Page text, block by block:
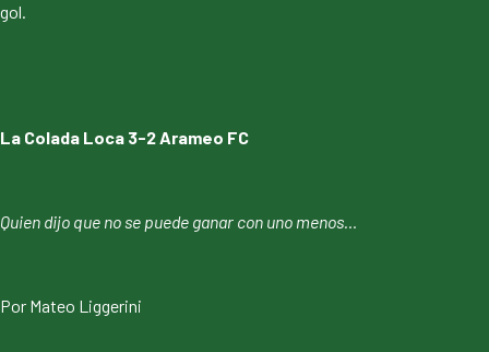
gol.
La Colada Loca 3-2 Arameo FC
Quien dijo que no se puede ganar con uno menos…
Por Mateo Liggerini